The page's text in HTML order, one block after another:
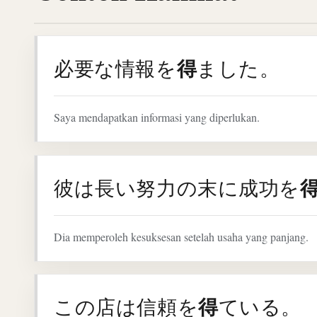
必要な情報を得ました。
Saya mendapatkan informasi yang diperlukan.
彼は長い努力の末に成功を
Dia memperoleh kesuksesan setelah usaha yang panjang.
この店は信頼を得ている。